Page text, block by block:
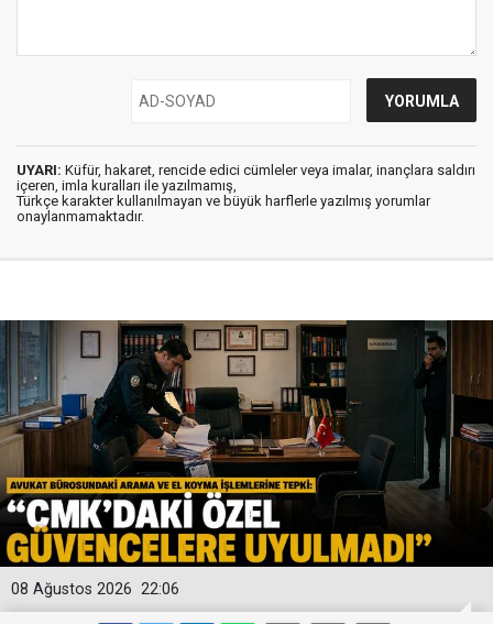
UYARI: Küfür, hakaret, rencide edici cümleler veya imalar, inançlara saldırı
içeren, imla kuralları ile yazılmamış,
Türkçe karakter kullanılmayan ve büyük harflerle yazılmış yorumlar
onaylanmamaktadır.
22:06
08 Ağustos 2026